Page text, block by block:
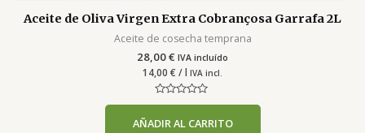
Aceite de Oliva Virgen Extra Cobrançosa Garrafa 2L
Aceite de cosecha temprana
28,00€ IVA incluído
14,00 € / l IVA incl.
Valorado
0
AÑADIR AL CARRITO